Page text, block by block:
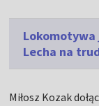
Lecha na
Miłosz Kozak